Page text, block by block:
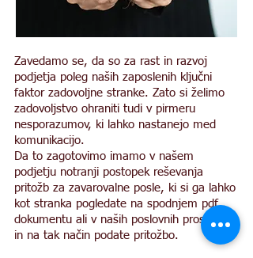
Zavedamo se, da so za rast in razvoj
podjetja poleg naših zaposlenih ključni
faktor zadovoljne stranke. Zato si želimo
zadovoljstvo ohraniti tudi v pirmeru
nesporazumov, ki lahko nastanejo med
komunikacijo.
Da to zagotovimo imamo v našem
podjetju notranji postopek reševanja
pritožb za zavarovalne posle, ki si ga lahko
kot stranka pogledate na spodnjem pdf
dokumentu ali v naših poslovnih prostorih
in na tak način podate pritožbo.